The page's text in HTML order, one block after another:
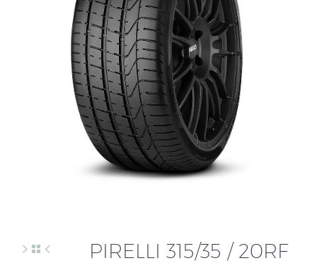
PIRELLI 315/35 / 20RF